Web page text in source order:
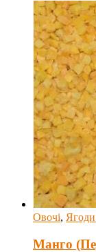
Овочі, Ягоди
Манго